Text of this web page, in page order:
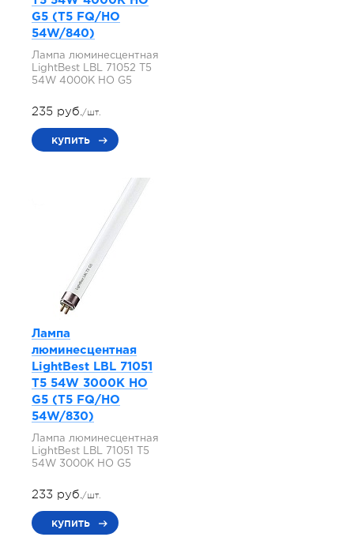
G5 (T5 FQ/HO
54W/840)
Лампа люминесцентная
LightBest LBL 71052 T5
54W 4000K HO G5
235 руб./шт.
купить
Лампа
люминесцентная
LightBest LBL 71051
T5 54W 3000K HO
G5 (T5 FQ/HO
54W/830)
Лампа люминесцентная
LightBest LBL 71051 T5
54W 3000K HO G5
233 руб./шт.
купить